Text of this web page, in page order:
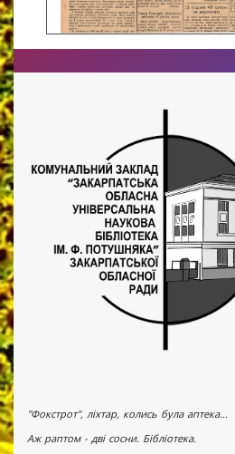
"Фокстрот", ліхтар, колись була аптека...
Аж раптом - дві сосни. Бібліотека.